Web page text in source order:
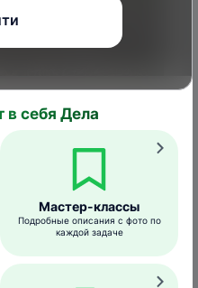
водоемы
птицы образуют
гнездование
апреля.
в себя Дела
Мастер-классы
Подробные описания с фото по
каждой задаче